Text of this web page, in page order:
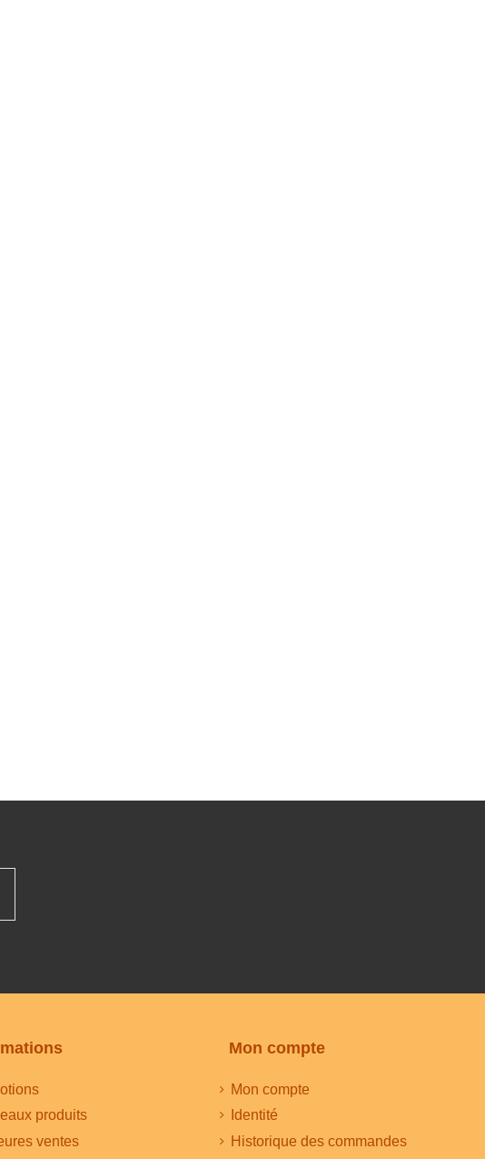
produits
ventes
Mon compte
Mon compte
Identité
Historique des commandes